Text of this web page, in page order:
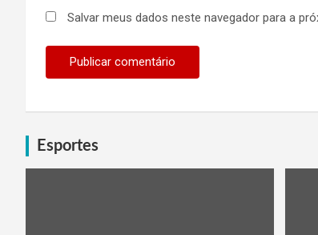
Salvar meus dados neste navegador para a
Esportes